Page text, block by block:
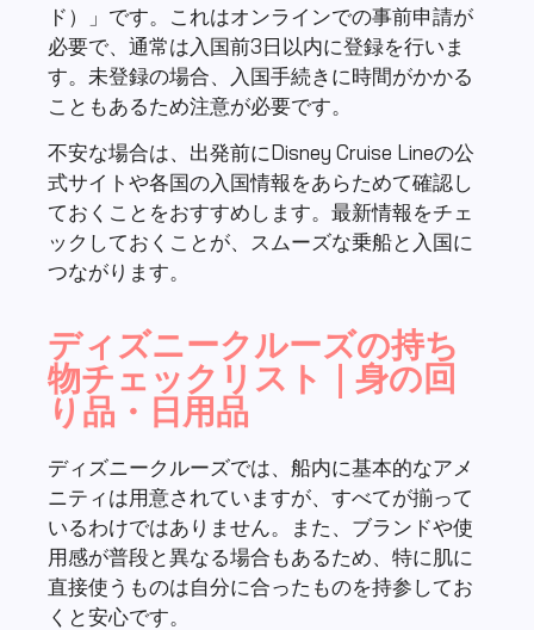
ド）」です。これはオンラインでの事前申請が
必要で、通常は入国前3日以内に登録を行いま
す。未登録の場合、入国手続きに時間がかかる
こともあるため注意が必要です。
不安な場合は、出発前にDisney Cruise Lineの公
式サイトや各国の入国情報をあらためて確認し
ておくことをおすすめします。最新情報をチェ
ックしておくことが、スムーズな乗船と入国に
つながります。
ディズニークルーズの持ち
物チェックリスト｜身の回
り品・日用品
ディズニークルーズでは、船内に基本的なアメ
ニティは用意されていますが、すべてが揃って
いるわけではありません。また、ブランドや使
用感が普段と異なる場合もあるため、特に肌に
直接使うものは自分に合ったものを持参してお
くと安心です。